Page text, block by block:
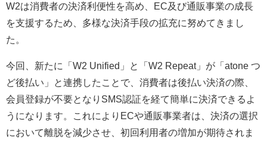
W2は消費者の決済利便性を高め、EC及び通販事業の成長
を支援するため、多様な決済手段の拡充に努めてきまし
た。
今回、新たに「W2 Unified」と「W2 Repeat」が「atone つ
ど後払い」と連携したことで、消費者は後払い決済の際、
会員登録が不要となりSMS認証を経て簡単に決済できるよ
うになります。これによりECや通販事業者は、決済の選択
において離脱を減少させ、初回利用者の増加が期待されま